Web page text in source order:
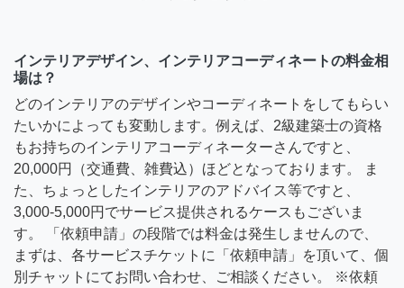
インテリアデザイン、インテリアコーディネートの料金相
場は？
どのインテリアのデザインやコーディネートをしてもらい
たいかによっても変動します。例えば、2級建築士の資格
もお持ちのインテリアコーディネーターさんですと、
20,000円（交通費、雑費込）ほどとなっております。 ま
た、ちょっとしたインテリアのアドバイス等ですと、
3,000-5,000円でサービス提供されるケースもございま
す。 「依頼申請」の段階では料金は発生しませんので、
まずは、各サービスチケットに「依頼申請」を頂いて、個
別チャットにてお問い合わせ、ご相談ください。 ※依頼